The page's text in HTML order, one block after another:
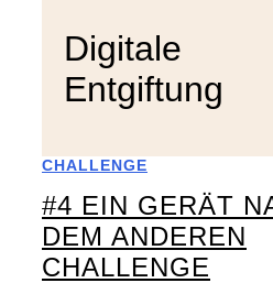
Digitale
Entgiftung
CHALLENGE
#4 EIN GERÄT
DEM ANDEREN
CHALLENGE